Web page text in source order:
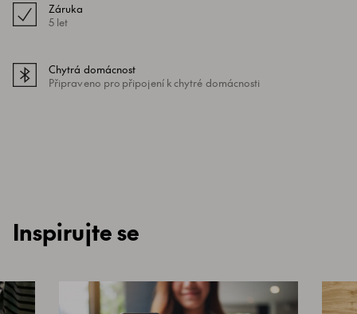
Záruka
5 let
Chytrá domácnost
Připraveno pro připojení k chytré domácnosti
Inspirujte se